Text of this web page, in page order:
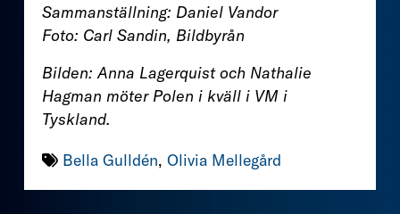
Sammanställning: Daniel Vandor
Foto: Carl Sandin, Bildbyrån
Bilden: Anna Lagerquist och Nathalie
Hagman möter Polen i kväll i VM i
Tyskland.
Bella Gulldén, Olivia Mellegård